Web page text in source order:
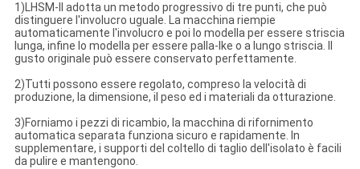
1)LHSM-II adotta un metodo progressivo di tre punti, che può
distinguere l'involucro uguale. La macchina riempie
automaticamente l'involucro e poi lo modella per essere striscia
lunga, infine lo modella per essere palla-lke o a lungo striscia. Il
gusto originale può essere conservato perfettamente.
2)Tutti possono essere regolato, compreso la velocità di
produzione, la dimensione, il peso ed i materiali da otturazione.
3)Forniamo i pezzi di ricambio, la macchina di rifornimento
automatica separata funziona sicuro e rapidamente. In
supplementare, i supporti del coltello di taglio dell'isolato è facili
da pulire e mantengono.